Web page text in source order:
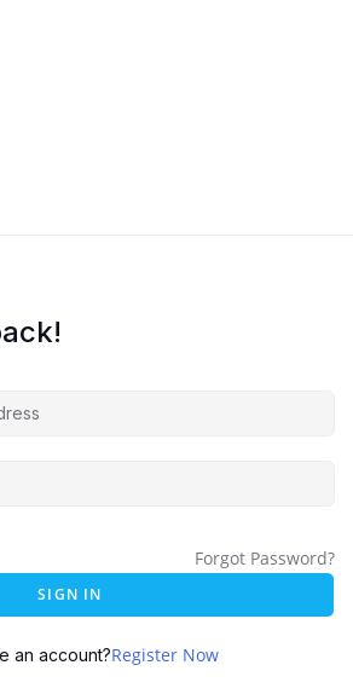
Forgot Password?
SIGN IN
an account?Register Now